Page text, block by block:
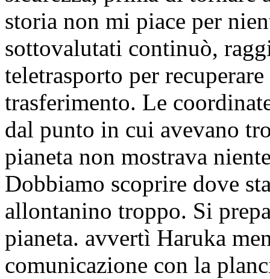
storia non mi piace per
sottovalutati continuò,
teletrasporto per
trasferimento. Le
dal punto in cui avevano
pianeta non mostrava
Dobbiamo scoprire dove
allontanino troppo. Si
pianeta. avvertì Haruka
comunicazione con la